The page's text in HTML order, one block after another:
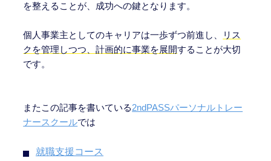
を整えることが、成功への鍵となります。
個人事業主としてのキャリアは一歩ずつ前進し、
リス
クを管理しつつ、計画的に事業を展開することが大切
です。
またこの記事を書いている2ndPASSパーソナルトレー
ナースクールでは
就職支援コース